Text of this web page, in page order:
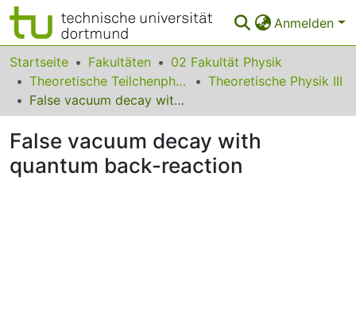
Anmelden
Bereiche & Sammlungen
Das gesamte Repositorium
Startseite Fakultäten
02 Fakultät Physik
Theoretische Teilchenphysik
Theoretische Physik III
False vacuum decay with quantum back-reaction
False vacuum decay with
quantum back-reaction